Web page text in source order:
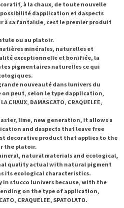
à la chaux, de toute nouvelle
dapplication et daspects
sa fantaisie, cest le premier produit
ou au platoir.
matières minérales, naturelles et
exceptionnelle et bonifiée, la
pigmentaires naturelles ce qui
nouveauté dans lunivers du
on peut, selon le type dapplication,
CHAUX, DAMASCATO, CRAQUELEE,
lime, new generation, it allows a
and daspects that leave free
decorative product that applies to the
the platoir.
mineral, natural materials and ecological,
quality actual with natural pigment
its ecological characteristics.
in stucco lunivers because, with the
on the type of application,
CRAQUELEE, SPATOLATO.